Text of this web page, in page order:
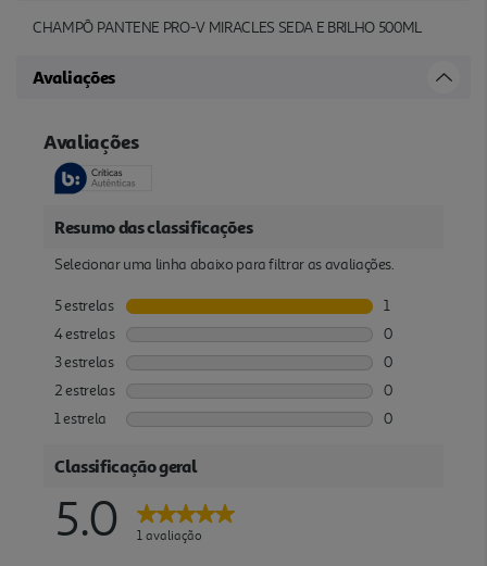
CHAMPÔ PANTENE PRO-V MIRACLES SEDA E BRILHO 500ML
Avaliações